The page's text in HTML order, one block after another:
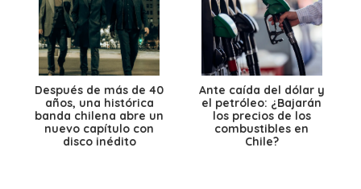
Después de más de 40
años, una histórica
banda chilena abre un
nuevo capítulo con
disco inédito
Ante caída del dólar y
el petróleo: ¿Bajarán
los precios de los
combustibles en
Chile?